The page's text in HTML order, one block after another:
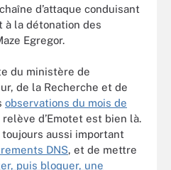
d’attaque conduisant
à la détonation des
Egregor.
du ministère de
de la Recherche et de
observations du mois de
d’Emotet est bien là.
aussi important
DNS, et de mettre
puis bloquer, une